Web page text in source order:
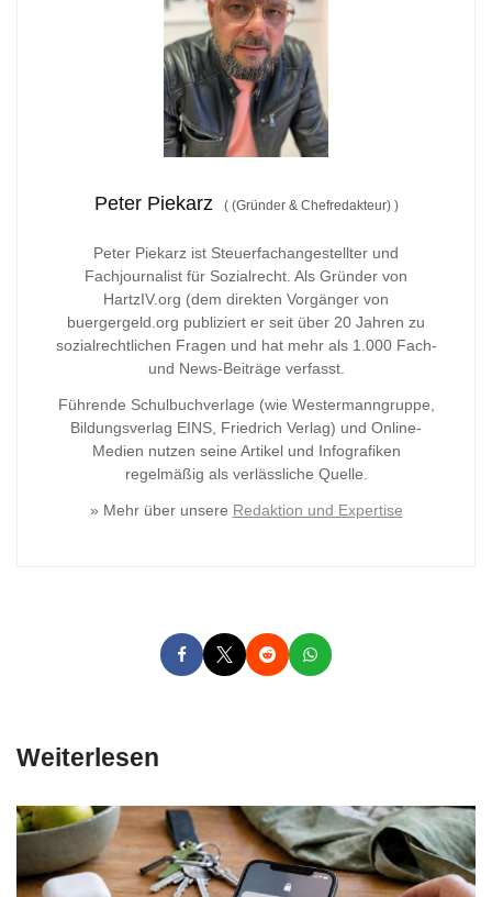
Peter Piekarz ((Gründer & Chefredakteur) )
Peter Piekarz ist Steuerfachangestellter und
Fachjournalist für Sozialrecht. Als Gründer von
HartzIV.org (dem direkten Vorgänger von
buergergeld.org publiziert er seit über 20 Jahren zu
sozialrechtlichen Fragen und hat mehr als 1.000 Fach-
und News-Beiträge verfasst.
Führende Schulbuchverlage (wie Westermanngruppe,
Bildungsverlag EINS, Friedrich Verlag) und Online-
Medien nutzen seine Artikel und Infografiken
regelmäßig als verlässliche Quelle.
» Mehr über unsere Redaktion und Expertise
Weiterlesen